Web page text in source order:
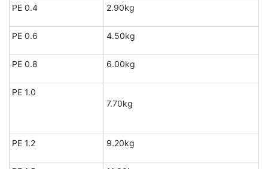
PE 0.4 2.90kg
PE 0.6 4.50kg
PE 0.8 6.00kg
PE 1.0
7.70kg
PE 1.2 9.20kg